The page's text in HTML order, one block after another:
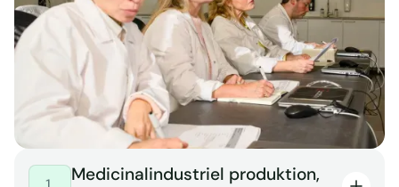
Medicinalindustriel produktion,